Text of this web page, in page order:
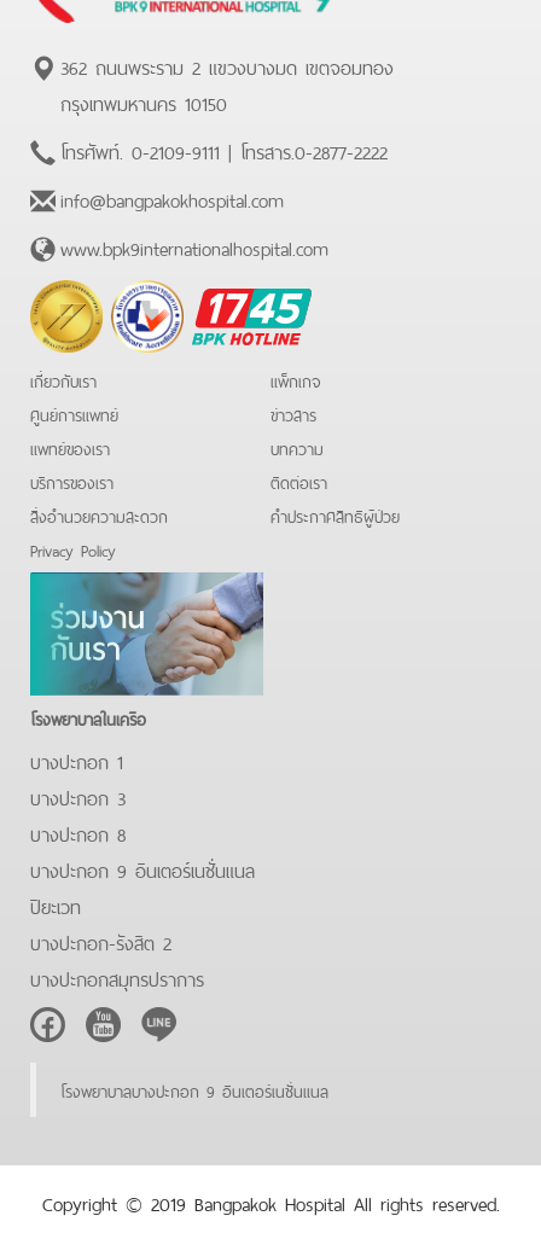
362 ถนนพระราม 2 แขวงบางมด เขตจอมทอง
กรุงเทพมหานคร 10150
โทรศัพท์. 0-2109-9111 | โทรสาร.0-2877-2222
info@bangpakokhospital.com
www.bpk9internationalhospital.com
BPK
Hotline
เกี่ยวกับเรา
ศูนย์การแพทย์
แพทย์ของเรา
บริการของเรา
สิ่งอำนวยความสะดวก
Privacy Policy
แพ็กเกจ
ข่าวสาร
บทความ
ติดต่อเรา
คําประกาศสิทธิผู้ป่วย
โรงพยาบาลในเครือ
บางปะกอก 1
บางปะกอก 3
บางปะกอก 8
บางปะกอก 9 อินเตอร์เนชั่นแนล
ปิยะเวท
บางปะกอก-รังสิต 2
บางปะกอกสมุทรปราการ
FacebookYoutubeLine
โรงพยาบาลบางปะกอก 9 อินเตอร์เนชั่นแนล
Copyright © 2019 Bangpakok Hospital All rights reserved.